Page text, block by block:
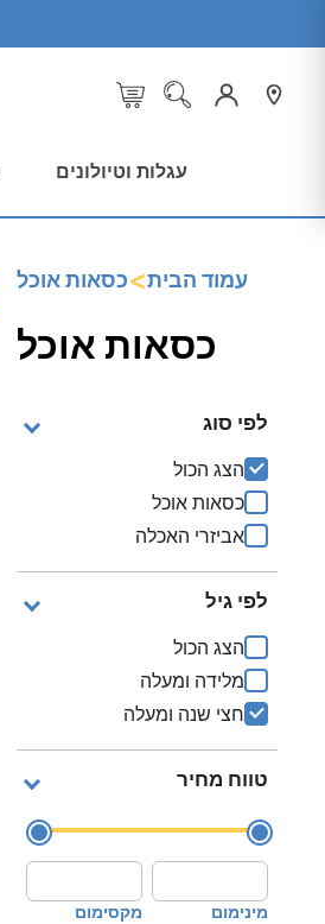
עגלות וטיולונים
כסאות אוכל<עמוד הבית
כסאות אוכל
לפי סוג
הצג הכול
כסאות אוכל
אביזרי האכלה
לפי גיל
הצג הכול
מלידה ומעלה
חצי שנה ומעלה
טווח מחיר
מקסימום מינימום